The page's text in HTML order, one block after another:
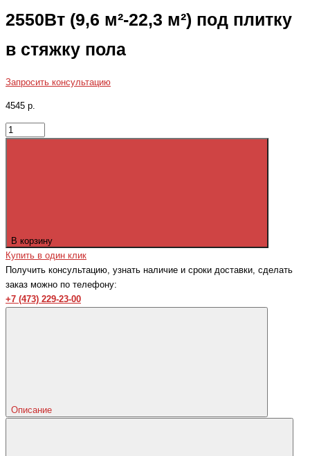
2550Вт (9,6 м²-22,3 м²) под плитку
в стяжку пола
Запросить консультацию
4545 р.
В корзину
Купить в один клик
Получить консультацию, узнать наличие и сроки доставки, сделать
заказ можно по телефону:
+7 (473) 229-23-00
Описание